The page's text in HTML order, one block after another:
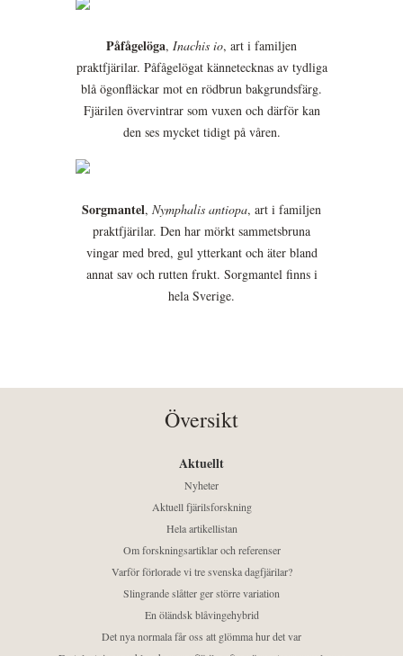
Påfågelöga, Inachis io, art i familjen
praktfjärilar. Påfågelögat kännetecknas av tydliga
blå ögonfläckar mot en rödbrun bakgrundsfärg.
Fjärilen övervintrar som vuxen och därför kan
den ses mycket tidigt på våren.
Sorgmantel, Nymphalis antiopa, art i familjen
praktfjärilar. Den har mörkt sammetsbruna
vingar med bred, gul ytterkant och äter bland
annat sav och rutten frukt. Sorgmantel finns i
hela Sverige.
Översikt
Aktuellt
Nyheter
Aktuell fjärilsforskning
Hela artikellistan
Om forskningsartiklar och referenser
Varför förlorade vi tre svenska dagfjärilar?
Slingrande slåtter ger större variation
En öländsk blåvingehybrid
Det nya normala får oss att glömma hur det var